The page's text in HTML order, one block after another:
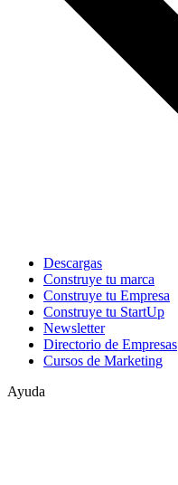
Descargas
Construye tu marca
Construye tu Empresa
Construye tu StartUp
Newsletter
Directorio de Empresas
Cursos de Marketing
Ayuda